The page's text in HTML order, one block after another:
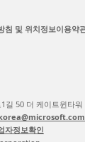
침 및 위치정보이용약
길 50 더 케이트윈타워
자정보확인